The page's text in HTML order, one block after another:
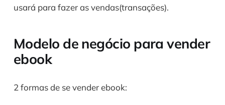
usará para fazer as vendas(transações).
Modelo de negócio para vender
ebook
2 formas de se vender ebook: